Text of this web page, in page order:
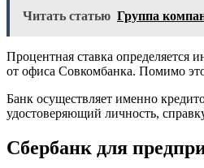
Читать статью Группа
Процентная ставка определяется
от офиса Совкомбанка. Помимо
Банк осуществляет именно
удостоверяющий личность,
Сбербанк для